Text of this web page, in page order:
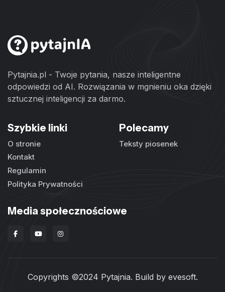
Pytajnia.pl - Twoje pytania, nasze inteligentne
odpowiedzi od AI. Rozwiązania w mgnieniu oka dzięki
sztucznej inteligencji za darmo.
Szybkie linki
O stronie
Kontakt
Regulamin
Polityka Prywatności
Polecamy
Teksty piosenek
Media społecznościowe
Copyrights ©2024 Pytajnia. Build by evesoft.